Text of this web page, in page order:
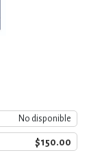
No disponible
$150.00